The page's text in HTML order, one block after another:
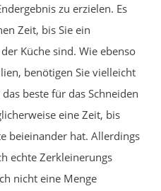
zu erzielen. Es
Zeit, bis Sie ein
Küche sind. Wie ebenso
benötigen Sie vielleicht
beste für das Schneiden
eine Zeit, bis
beieinander hat. Allerdings
echte Zerkleinerungs
nicht eine Menge